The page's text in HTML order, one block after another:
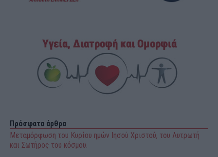
Πρόσφατα άρθρα
Μεταμόρφωση του Κυρίου ημών Ιησού Χριστού, του Λυτρωτή
και Σωτήρος του κόσμου.